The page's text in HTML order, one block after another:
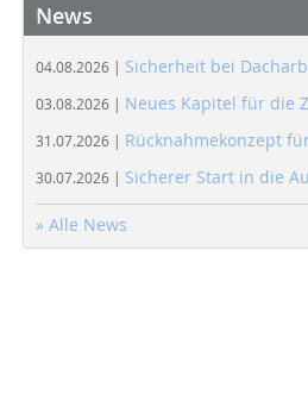
News
04.08.2026 | Sicherheit bei
03.08.2026 | Neues Kapitel für die
31.07.2026 | Rücknahmekonzept
30.07.2026 | Sicherer Start in die
» Alle News